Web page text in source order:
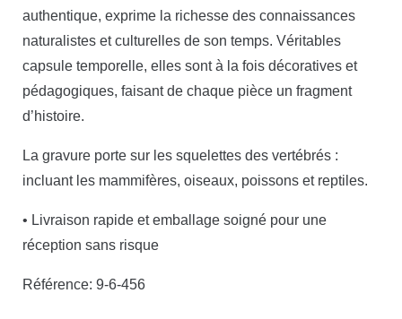
authentique, exprime la richesse des connaissances
naturalistes et culturelles de son temps. Véritables
capsule temporelle, elles sont à la fois décoratives et
pédagogiques, faisant de chaque pièce un fragment
d’histoire.
La gravure porte sur les squelettes des vertébrés :
incluant les mammifères, oiseaux, poissons et reptiles.
• Livraison rapide et emballage soigné pour une
réception sans risque
Référence: 9-6-456